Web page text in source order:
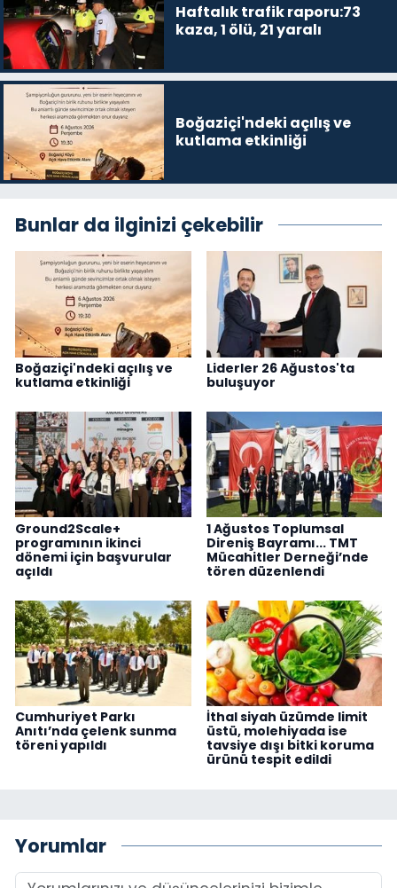
Haftalık trafik raporu:73
kaza, 1 ölü, 21 yaralı
Boğaziçi'ndeki açılış ve
kutlama etkinliği
Bunlar da ilginizi çekebilir
Boğaziçi'ndeki açılış ve
kutlama etkinliği
Liderler 26 Ağustos'ta
buluşuyor
Ground2Scale+
programının ikinci
dönemi için başvurular
açıldı
1 Ağustos Toplumsal
Direniş Bayramı... TMT
Mücahitler Derneği’nde
tören düzenlendi
Cumhuriyet Parkı
Anıtı’nda çelenk sunma
töreni yapıldı
İthal siyah üzümde limit
üstü, molehiyada ise
tavsiye dışı bitki koruma
ürünü tespit edildi
Yorumlar